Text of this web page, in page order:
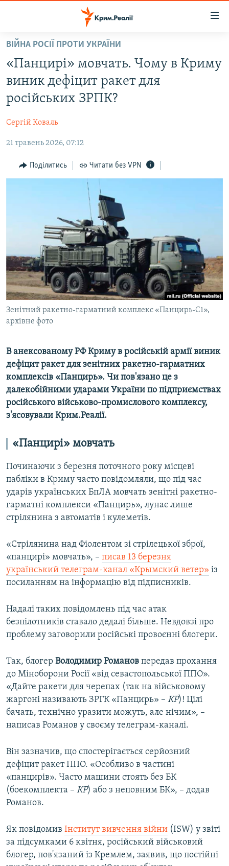
Перейти
основного
матеріалу
Перейти
до
основної
навігації
Перейти
пошуку
ВОДА.КРИМ
ВІДЕО ТА ФОТО
БЛОГИ
ПОГЛЯД
ІНТЕРВ'Ю
ВІДЕОУРОКИ «ELIFBE»
СВІДЧЕННЯ ОКУПАЦІЇ
УКРАЇНСЬКА ПРОБЛЕМА КРИМУ
ІНФОГРАФІКА
ЯК ОБІЙТИ БЛОКУВАННЯ
Русский
Qırımtatar
ДОЛУЧАЙСЯ!
ВІЙНА РОСІЇ ПРОТИ УКРАЇНИ
«Панцирі» мовчать. Чому в Криму
виник дефіцит ракет для
російських ЗРПК?
Сергій Коваль
21 травень 2026, 07:12
Поділитись Читати без VPN
Зенітний ракетно-гарматний комплекс «Панцирь-С1»,
архівне фото
В анексованому РФ Криму в російській армії виник
дефіцит ракет для зенітних ракетно-гарматних
комплексів «Панцирь». Чи пов'язано це з
далекобійними ударами України по підприємствах
російського військово-промислового комплексу,
з'ясовували Крим.Реалії.
«Панцирі» мовчать
Починаючи з березня поточного року місцеві
пабліки в Криму часто повідомляли, що під час
ударів українських БпЛА мовчать зенітні ракетно-
гарматні комплекси «Панцирь», лунає лише
стрілянина з автоматів і кулеметів.
«Стрілянина над Фіолентом зі стрілецької зброї,
«панцирі» мовчать», – писав 13 березня
український телеграм-канал «Крымский ветер» із
посиланням на інформацію від підписників.
Надалі таких повідомлень під час атак
безпілотників ставало дедалі більше. Невдовзі про
проблему заговорили російські провоєнні блогери.
Так, блогер Володимир Романов передав прохання
до Міноборони Росії «від севастопольської ППО».
«Дайте ракети для черепах (так на військовому
жаргоні називають ЗРГК «Панцирь» – КР)! Цілі
бачать, технічно уразити можуть, але нічим», –
написав Романов у своєму телеграм-каналі.
Він зазначив, що спостерігається серйозний
дефіцит ракет ППО. «Особливо в частині
«панцирів». Часто машини стоять без БК
(боекомплекта – КР) або з неповним БК», – додав
Романов.
Як повідомив Інститут вивчення війни (ISW) у звіті
за підсумками 6 квітня, російський військовий
блогер, пов'язаний із Кремлем, заявив, що постійні